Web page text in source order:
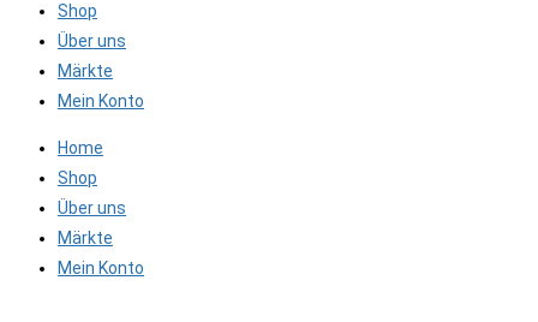
Shop
Über uns
Märkte
Mein Konto
Home
Shop
Über uns
Märkte
Mein Konto